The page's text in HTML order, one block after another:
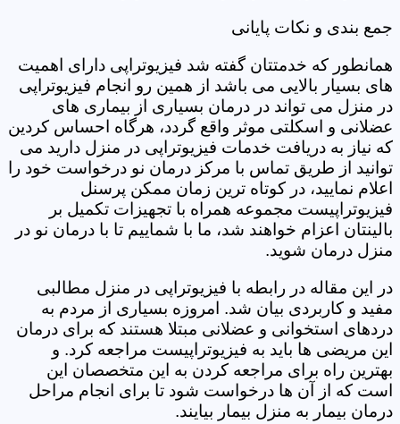
جمع بندی و نکات پایانی
همانطور که خدمتتان گفته شد فیزیوتراپی دارای اهمیت
های بسیار بالایی می باشد از همین رو انجام فیزیوتراپی
در منزل می تواند در درمان بسیاری از بیماری های
عضلانی و اسکلتی موثر واقع گردد، هرگاه احساس کردین
که نیاز به دریافت خدمات فیزیوتراپی در منزل دارید می
توانید از طریق تماس با مرکز درمان نو درخواست خود را
اعلام نمایید، در کوتاه ترین زمان ممکن پرسنل
فیزیوتراپیست مجموعه همراه با تجهیزات تکمیل بر
بالینتان اعزام خواهند شد، ما با شماییم تا با درمان نو در
منزل درمان شوید.
در این مقاله در رابطه با فیزیوتراپی در منزل مطالبی
مفید و کاربردی بیان شد. امروزه بسیاری از مردم به
دردهای استخوانی و عضلانی مبتلا هستند که برای درمان
این مریضی ها باید به فیزیوتراپیست مراجعه کرد. و
بهترین راه برای مراجعه کردن به این متخصصان این
است که از آن ها درخواست شود تا برای انجام مراحل
درمان بیمار به منزل بیمار بیایند.